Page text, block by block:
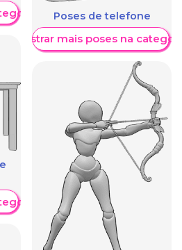
Poses de telefone
Mostrar mais poses na